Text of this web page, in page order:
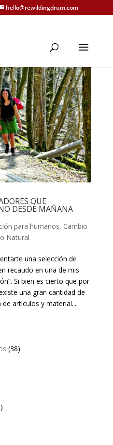
hello@rewildingdrum.com
QUE
DESDE MAÑANA
para humanos, Cambio
Natural
una selección de
recaudo en una de mis
Si bien es cierto que por
una gran cantidad de
artículos y material...
(38)